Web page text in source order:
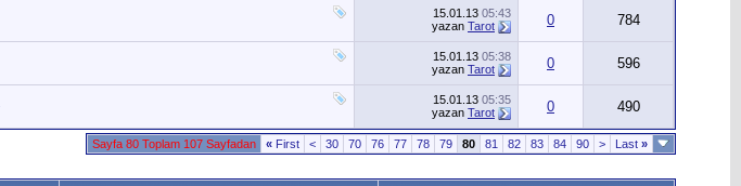
15.01.13 05:43
yazan Tarot 0 784
15.01.13 05:38
yazan Tarot 0 596
15.01.13 05:35
yazan Tarot 0 490
Sayfa 80 Toplam 107 Sayfadan « First < 30 70 76 77 78 79 80 81 82 83 84 90 > Last »